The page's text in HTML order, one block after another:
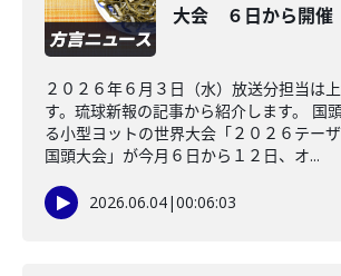
大会 ６日から開催
２０２６年６月３日（水）放送分担当は
す。琉球新報の記事から紹介します。 国
る小型ヨットの世界大会「２０２６テー
国頭大会」が今月６日から１２日、オ...
2026.06.04|00:06:03